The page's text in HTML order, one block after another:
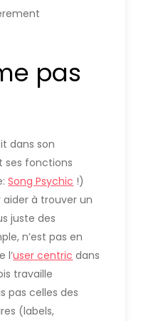
pas
dans son
ses fonctions
Song Psychic !)
à trouver un
juste des
n’est pas en
l’user centric dans
travaille
pas celles des
(labels,